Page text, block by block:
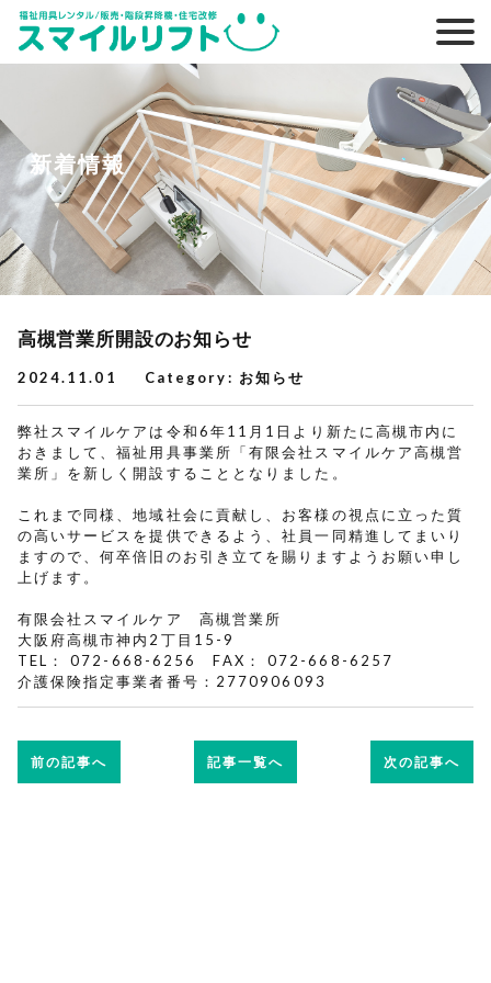
新着情報
高槻営業所開設のお知らせ
2024.11.01 Category: お知らせ
弊社スマイルケアは令和6年11月1日より新たに高槻市内に
おきまして、福祉用具事業所「有限会社スマイルケア高槻営
業所」を新しく開設することとなりました。
これまで同様、地域社会に貢献し、お客様の視点に立った質
の高いサービスを提供できるよう、社員一同精進してまいり
ますので、何卒倍旧のお引き立てを賜りますようお願い申し
上げます。
有限会社スマイルケア 高槻営業所
大阪府高槻市神内2丁目15-9
TEL： 072-668-6256 FAX： 072-668-6257
介護保険指定事業者番号：2770906093
前の記事へ 記事一覧へ 次の記事へ